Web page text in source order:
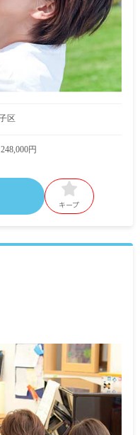
区
円
準ずる
月～4.0カ月＋決算賞与
キープ